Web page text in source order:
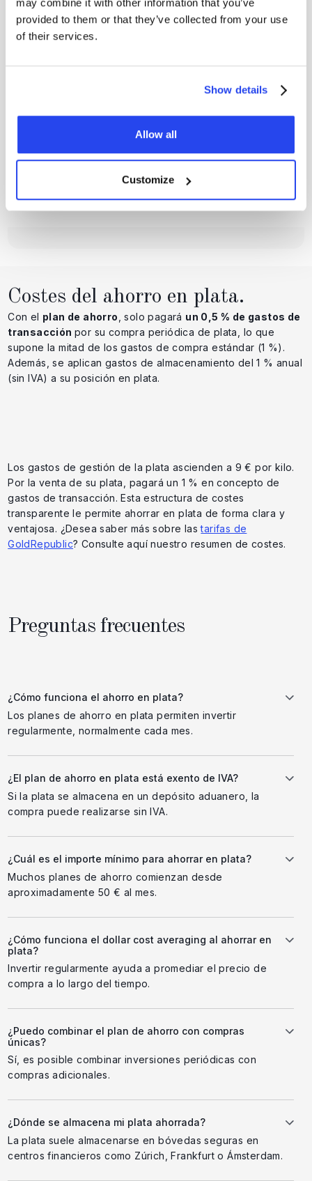
provided to them or that they’ve collected from your use
of their services.
Show details
Allow all
Customize
Los gastos de gestión de la plata ascienden a 9 € por kilo.
Por la venta de su plata, pagará un 1 % en concepto de
gastos de transacción. Esta estructura de costes
transparente le permite ahorrar en plata de forma clara y
ventajosa. ¿Desea saber más sobre lastarifas de
GoldRepublic? Consulte aquí nuestro resumen de costes.
Costes del ahorro en plata.
Con el plan de ahorro , solo pagará un 0,5 % de gastos de
transacción por su compra periódica de plata, lo que
supone la mitad de los gastos de compra estándar (1 %).
Además, se aplican gastos de almacenamiento del 1 % anual
(sin IVA) a su posición en plata.
Preguntas frecuentes
¿Cómo funciona el ahorro en plata?
Los planes de ahorro en plata permiten invertir
regularmente, normalmente cada mes.
¿El plan de ahorro en plata está exento de IVA?
Si la plata se almacena en un depósito aduanero, la
compra puede realizarse sin IVA.
¿Cuál es el importe mínimo para ahorrar en plata?
Muchos planes de ahorro comienzan desde
aproximadamente 50 € al mes.
¿Cómo funciona el dollar cost averaging al ahorrar en
plata?
Invertir regularmente ayuda a promediar el precio de
compra a lo largo del tiempo.
¿Puedo combinar el plan de ahorro con compras
únicas?
Sí, es posible combinar inversiones periódicas con
compras adicionales.
¿Dónde se almacena mi plata ahorrada?
La plata suele almacenarse en bóvedas seguras en
centros financieros como Zúrich, Frankfurt o Ámsterdam.